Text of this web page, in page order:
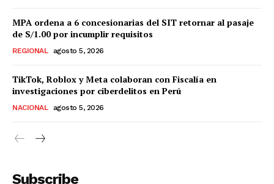
MPA ordena a 6 concesionarias del SIT retornar al pasaje
de S/1.00 por incumplir requisitos
REGIONAL agosto 5, 2026
TikTok, Roblox y Meta colaboran con Fiscalía en
investigaciones por ciberdelitos en Perú
NACIONAL agosto 5, 2026
Subscribe